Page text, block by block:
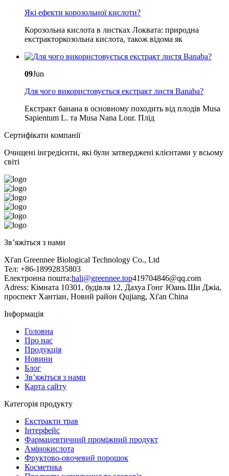
Які ефекти корозольної кислоти?
Корозольна кислота в листках Локвата: природна
екстракторкозольна кислота, також відома як
09Jun
Для чого використовується екстракт листя Banaba?
Екстракт банана в основному походить від плодів Musa
Sapientum L. та Musa Nana Lour. Плід
Сертифікати компанії
Очищені інгредієнти, які були затверджені клієнтами у всьому
світі
Зв’яжіться з нами
Xi'an Greennee Biological Technology Co., Ltd
Тел: +86-18992835803
Електронна пошта:hali@greennee.top419704846@qq.com
Adress: Кімната 10301, будівля 12, Дахуа Гонг Юань Ши Джіа,
проспект Хантіан, Новий район Qujiang, Xi'an China
Інформація
Головна
Про нас
Продукція
Новини
Блог
Зв’яжіться з нами
Карта сайту
Категорія продукту
Екстракти трав
Інтерфейс
Фармацевтичний проміжний продукт
Амінокислота
Фруктово-овочевий порошок
Косметика